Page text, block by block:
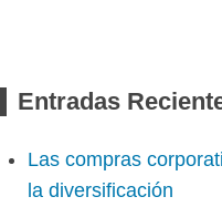
Entradas
Las compras
la diversificación